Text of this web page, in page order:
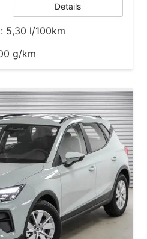
Details
5,30 l/100km
g/km